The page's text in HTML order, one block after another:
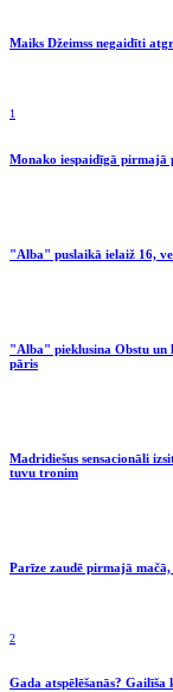
Maiks Džeimss negaidīti
1
Monako iespaidīgā pirmajā
"Alba" puslaikā ielaiž 16,
"Alba" pieklusina Obstu un
pāris
Madridiešus sensacionāli
tuvu tronim
Parīze zaudē pirmajā
2
Gada atspēlēšanās?